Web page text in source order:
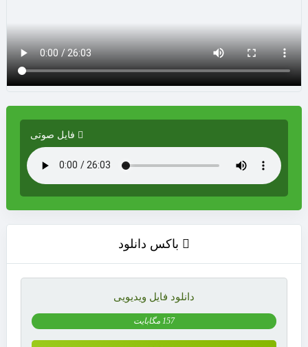
فایل صوتی
باکس دانلود
دانلود فایل ویدیویی
157 مگابایت